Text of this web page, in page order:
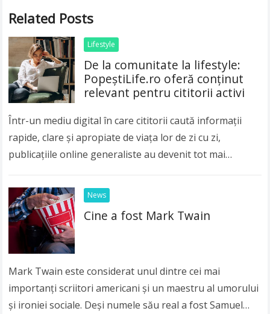
Related Posts
Lifestyle
De la comunitate la lifestyle:
PopeștiLife.ro oferă conținut
relevant pentru cititorii activi
Într-un mediu digital în care cititorii caută informații
rapide, clare și apropiate de viața lor de zi cu zi,
publicațiile online generaliste au devenit tot mai
News
Cine a fost Mark Twain
Mark Twain este considerat unul dintre cei mai
importanți scriitori americani și un maestru al umorului
și ironiei sociale. Deși numele său real a fost Samuel